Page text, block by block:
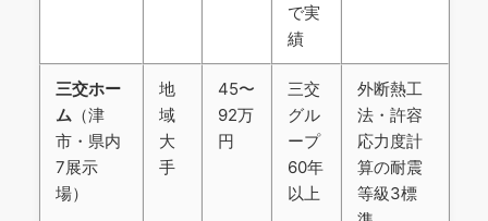
で実
績
三交ホー
ム （津
市・県内
7展示
場）
地
域
大
手
45〜
92万
円
三交
グル
ープ
60年
以上
外断熱工
法・許容
応力度計
算の耐震
等級3標